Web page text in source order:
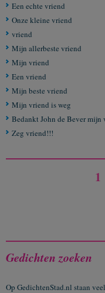
Een echte vriend
Onze kleine vriend
vriend
Mijn allerbeste vriend
Mijn vriend
Een vriend
Mijn beste vriend
Mijn vriend is weg
Bedankt John de Bever mijn
Zeg vriend!!!
1
Gedichten zoeken
Op GedichtenStad.nl staan